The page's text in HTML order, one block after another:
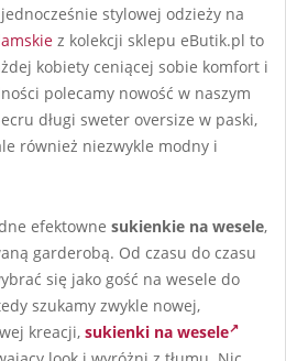
stylowej odzieży na
z kolekcji sklepu eButik.pl to
kobiety ceniącej sobie komfort i
polecamy nowość w naszym
długi sweter oversize w paski,
również niezwykle modny i
efektowne sukienkie na wesele,
garderobą. Od czasu do czasu
się jako gość na wesele do
szukamy zwykle nowej,
kreacji, sukienki na wesele